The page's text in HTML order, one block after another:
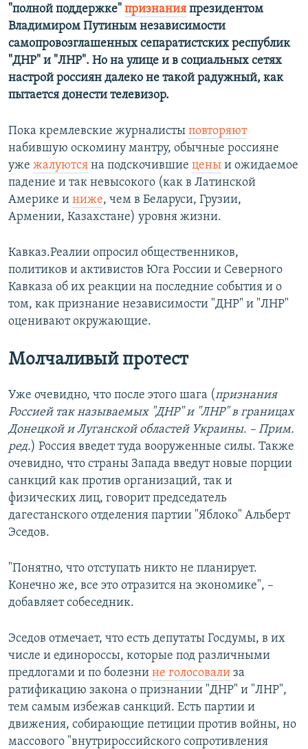
"полной поддержке" признания президентом
Владимиром Путиным независимости
самопровозглашенных сепаратистских республик
"ДНР" и "ЛНР". Но на улице и в социальных сетях
настрой россиян далеко не такой радужный, как
пытается донести телевизор.
Пока кремлевские журналисты повторяют
набившую оскомину мантру, обычные россияне
уже жалуются на подскочившие цены и ожидаемое
падение и так невысокого (как в Латинской
Америке и ниже, чем в Беларуси, Грузии,
Армении, Казахстане) уровня жизни.
Кавказ.Реалии опросил общественников,
политиков и активистов Юга России и Северного
Кавказа об их реакции на последние события и о
том, как признание независимости "ДНР" и "ЛНР"
оценивают окружающие.
Молчаливый протест
Уже очевидно, что после этого шага (признания
Россией так называемых "ДНР" и "ЛНР" в границах
Донецкой и Луганской областей Украины. – Прим.
ред.) Россия введет туда вооруженные силы. Также
очевидно, что страны Запада введут новые порции
санкций как против организаций, так и
физических лиц, говорит председатель
дагестанского отделения партии "Яблоко" Альберт
Эседов.
"Понятно, что отступать никто не планирует.
Конечно же, все это отразится на экономике", –
добавляет собеседник.
Эседов отмечает, что есть депутаты Госдумы, в их
числе и единороссы, которые под различными
предлогами и по болезни не голосовали за
ратификацию закона о признании "ДНР" и "ЛНР",
тем самым избежав санкций. Есть партии и
движения, собирающие петиции против войны, но
массового "внутрироссийского сопротивления